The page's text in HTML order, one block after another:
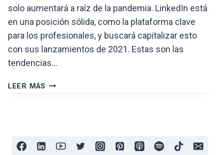
solo aumentará a raíz de la pandemia. LinkedIn está
en una posición sólida, como la plataforma clave
para los profesionales, y buscará capitalizar esto
con sus lanzamientos de 2021. Estas son las
tendencias…
LEER MÁS TENDENCIAS